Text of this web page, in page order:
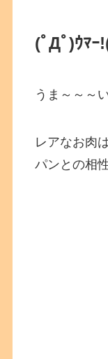
(ﾟДﾟ)ｳﾏｰ!
うま～～～
レアなお肉
パンとの相